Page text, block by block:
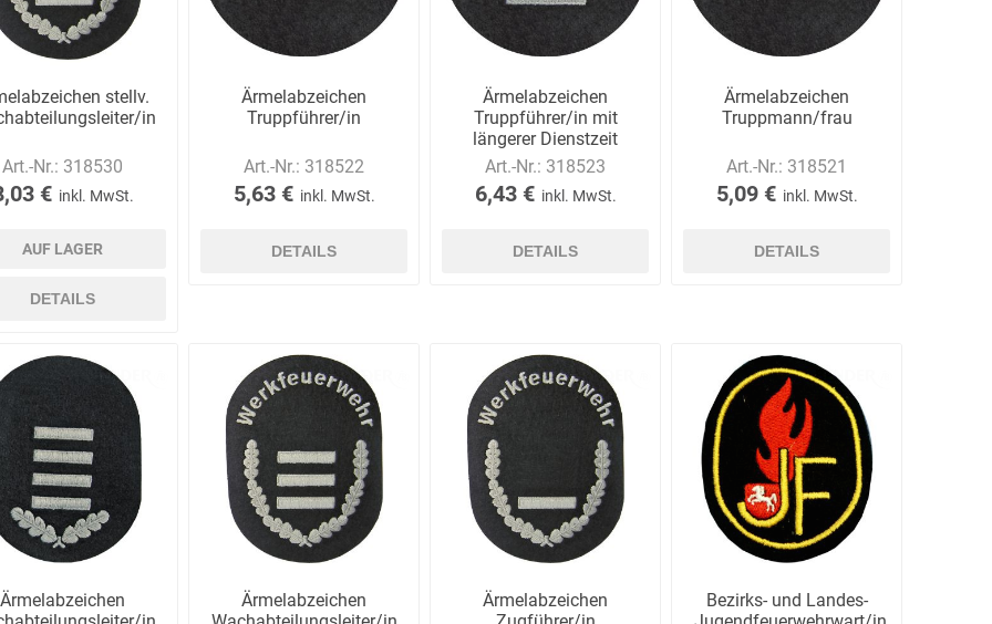
stellv.
in
Art.-Nr.: 318530
€ inkl. MwSt.
AUF LAGER
DETAILS
Ärmelabzeichen
Truppführer/in
Art.-Nr.: 318522
5,63 € inkl. MwSt.
DETAILS
Ärmelabzeichen
Truppführer/in mit
längerer Dienstzeit
Art.-Nr.: 318523
6,43 € inkl. MwSt.
DETAILS
Ärmelabzeichen
Truppmann/frau
Art.-Nr.: 318521
5,09 € inkl. MwSt.
DETAILS
Ärmelabzeichen
Ärmelabzeichen
Ärmelabzeichen
Bezirks- und Landes-